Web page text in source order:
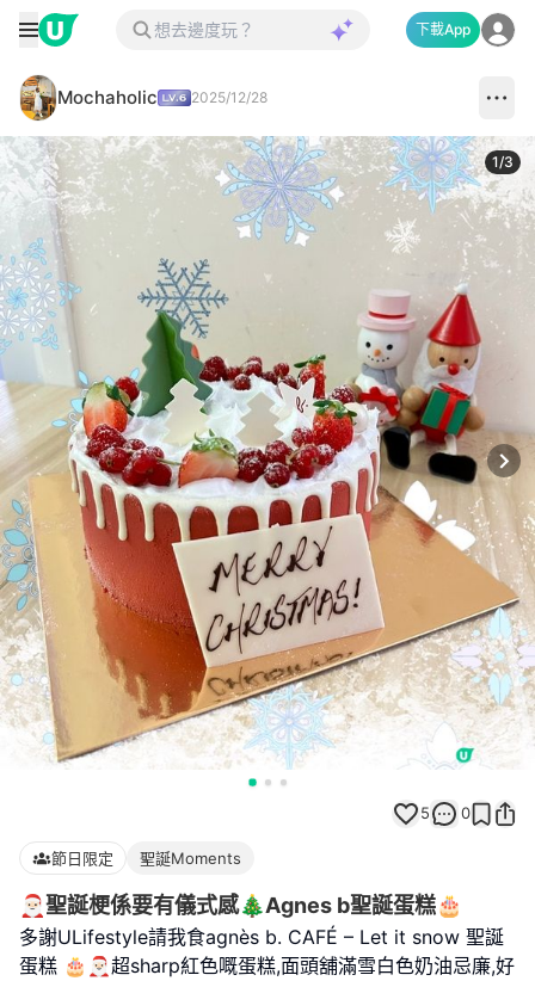
下載App
Mochaholic 2025/12/28
1/3
5 0
節日限定 聖誕Moments
🎅🏻聖誕梗係要有儀式感🎄Agnes b聖誕蛋糕🎂
多謝ULifestyle請我食agnès b. CAFÉ – Let it snow 聖誕
蛋糕 🎂🎅🏻超sharp紅色嘅蛋糕,面頭舖滿雪白色奶油忌廉,好